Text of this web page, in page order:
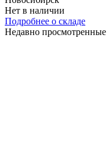
Нет в наличии
Подробнее о складе
Недавно просмотренные